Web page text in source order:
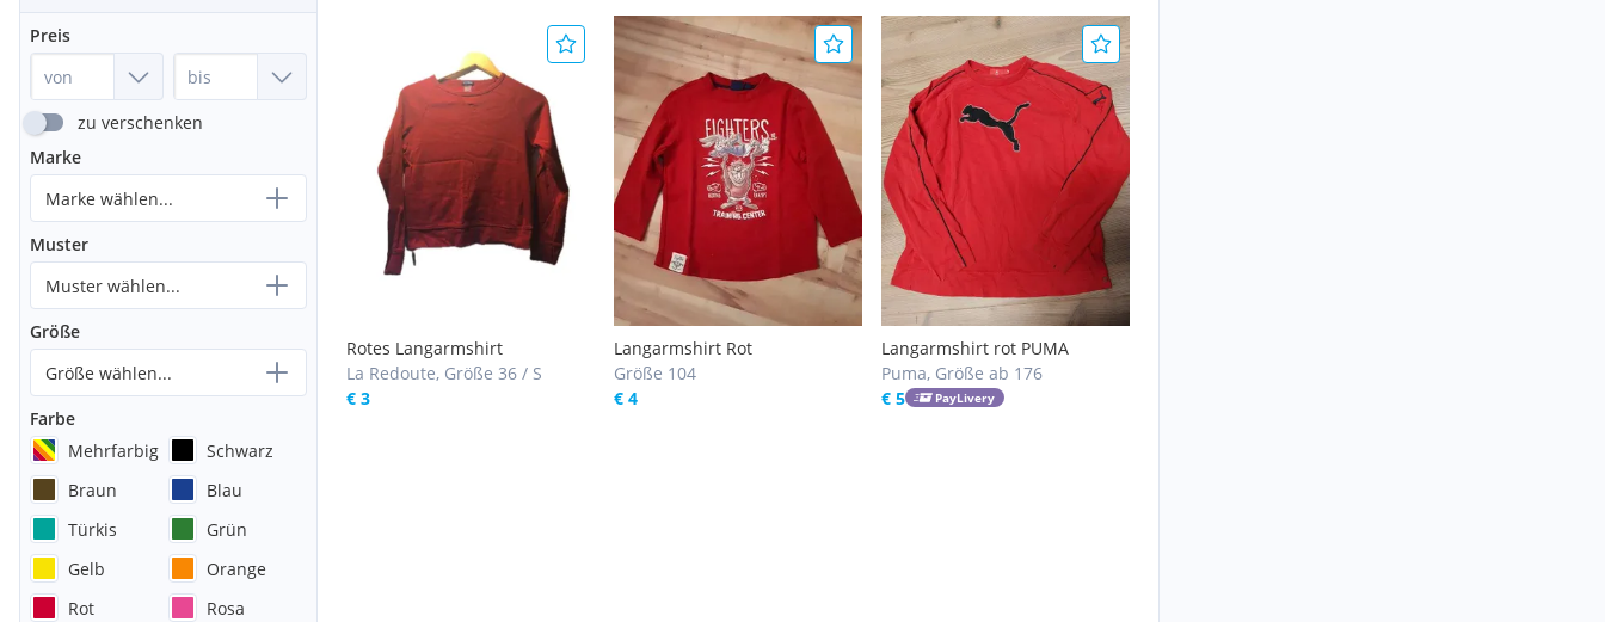
Preis
zu verschenken
Marke
Marke wählen...
Muster
Muster wählen...
Größe
Größe wählen...
Farbe
Mehrfarbig
Schwarz
Braun
Blau
Türkis
Grün
Gelb
Orange
Rot
Rosa
Rotes Langarmshirt
La Redoute, Größe 36 / S
€ 3
Langarmshirt Rot
Größe 104
€ 4
Langarmshirt rot PUMA
Puma, Größe ab 176
€ 5
PayLivery